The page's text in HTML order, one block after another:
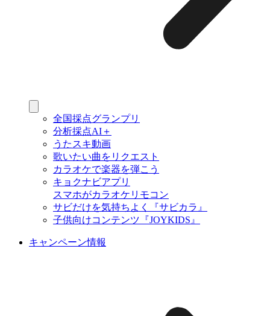
全国採点グランプリ
分析採点AI＋
うたスキ動画
歌いたい曲をリクエスト
カラオケで楽器を弾こう
キョクナビアプリ
スマホがカラオケリモコン
サビだけを気持ちよく『サビカラ』
子供向けコンテンツ『JOYKIDS』
キャンペーン情報